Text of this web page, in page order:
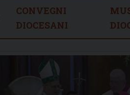
CONVEGNI
DIOCESANI